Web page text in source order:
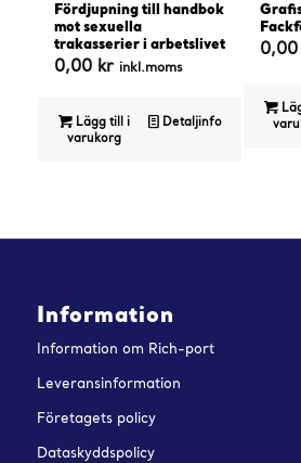
Fördjupning till handbok
mot sexuella
trakasserier i arbetslivet
0,00 kr inkl.moms
Lägg till i
varukorg
Detaljinfo
0,00
Information
Information om Rich-port
Leveransinformation
Företagets policy
Dataskyddspolicy